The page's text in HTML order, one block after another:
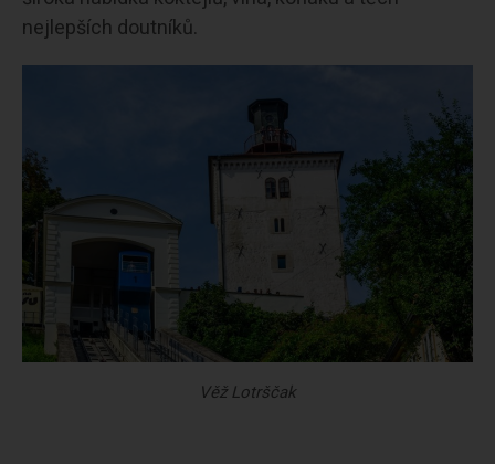
nejlepších doutníků.
Věž Lotrščak